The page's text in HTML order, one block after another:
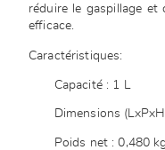
réduire le gaspillage
efficace.
Caractéristiques:
Capacité : 1 L
Dimensions
Poids net : 0,480 kg